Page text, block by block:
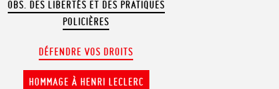
OBS. DES LIBERTÉS ET DES PRATIQUES
POLICIÈRES
DÉFENDRE VOS DROITS
HOMMAGE À HENRI LECLERC